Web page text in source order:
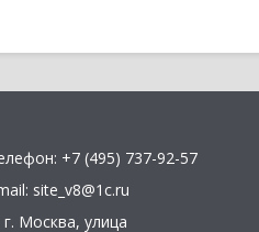
+7 (495) 737-92-57
site_v8@1c.ru
г. Москва, улица